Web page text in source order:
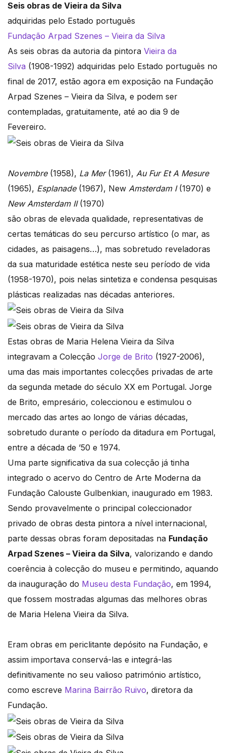
Seis obras de Vieira da Silva
adquiridas pelo Estado português
Fundação Arpad Szenes – Vieira da Silva
As seis obras da autoria da pintora Vieira da
Silva (1908-1992) adquiridas pelo Estado português no
final de 2017, estão agora em exposição na Fundação
Arpad Szenes – Vieira da Silva, e podem ser
contempladas, gratuitamente, até ao dia 9 de
Fevereiro.
Novembre(1958), La Mer(1961), Au Fur Et A Mesure
(1965), Esplanade(1967), New Amsterdam I (1970) e
New Amsterdam II(1970)
são obras de elevada qualidade, representativas de
certas temáticas do seu percurso artístico (o mar, as
cidades, as paisagens…), mas sobretudo reveladoras
da sua maturidade estética neste seu período de vida
(1958-1970), pois nelas sintetiza e condensa pesquisas
plásticas realizadas nas décadas anteriores.
Estas obras de Maria Helena Vieira da Silva
integravam a Colecção Jorge de Brito (1927-2006),
uma das mais importantes colecções privadas de arte
da segunda metade do século XX em Portugal. Jorge
de Brito, empresário, coleccionou e estimulou o
mercado das artes ao longo de várias décadas,
sobretudo durante o período da ditadura em Portugal,
entre a década de ’50 e 1974.
Uma parte significativa da sua colecção já tinha
integrado o acervo do Centro de Arte Moderna da
Fundação Calouste Gulbenkian, inaugurado em 1983.
Sendo provavelmente o principal coleccionador
privado de obras desta pintora a nível internacional,
parte dessas obras foram depositadas na Fundação
Arpad Szenes – Vieira da Silva, valorizando e dando
coerência à colecção do museu e permitindo, aquando
da inauguração do Museu desta Fundação, em 1994,
que fossem mostradas algumas das melhores obras
de Maria Helena Vieira da Silva.
Eram obras em periclitante depósito na Fundação, e
assim importava conservá-las e integrá-las
definitivamente no seu valioso património artístico,
como escreve Marina Bairrão Ruivo, diretora da
Fundação.